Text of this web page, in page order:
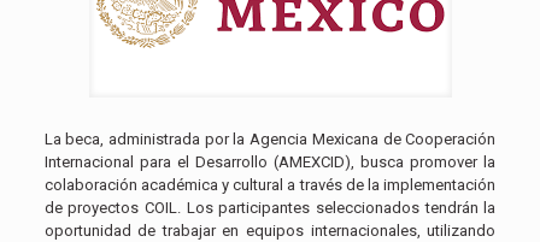
La beca, administrada por la Agencia Mexicana de Cooperación
Internacional para el Desarrollo (AMEXCID), busca promover la
colaboración académica y cultural a través de la implementación
de proyectos COIL. Los participantes seleccionados tendrán la
oportunidad de trabajar en equipos internacionales, utilizando